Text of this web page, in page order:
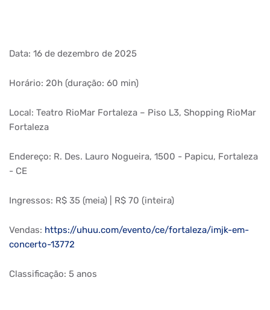
Data: 16 de dezembro de 2025
Horário: 20h (duração: 60 min)
Local: Teatro RioMar Fortaleza – Piso L3, Shopping RioMar
Fortaleza
Endereço: R. Des. Lauro Nogueira, 1500 - Papicu, Fortaleza
- CE
Ingressos: R$ 35 (meia) | R$ 70 (inteira)
Vendas: https://uhuu.com/evento/ce/fortaleza/imjk-em-
concerto-13772
Classificação: 5 anos